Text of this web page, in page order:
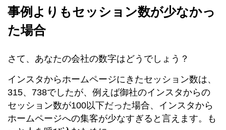
事例よりもセッション数が少なかっ
た場合
さて、あなたの会社の数字はどうでしょう？
インスタからホームページにきたセッション数は、
315、738でしたが、例えば御社のインスタからの
セッション数が100以下だった場合、インスタから
ホームページへの集客が少なすぎると言えます。も